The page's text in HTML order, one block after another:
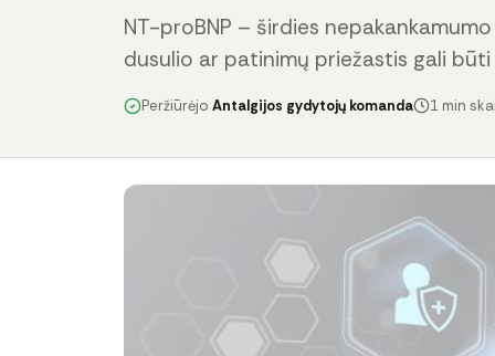
NT-proBNP – širdies
dusulio ar patinimų priežastis gali būti
Peržiūrėjo Antalgijos gydytojų komanda 1 min